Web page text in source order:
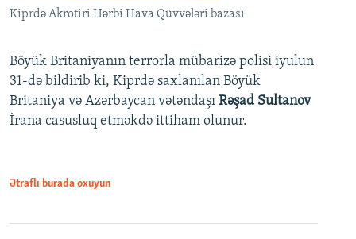
Kiprdə Akrotiri Hərbi Hava Qüvvələri bazası
Böyük Britaniyanın terrorla mübarizə polisi iyulun
31-də bildirib ki, Kiprdə saxlanılan Böyük
Britaniya və Azərbaycan vətəndaşı Rəşad Sultanov
İrana casusluq etməkdə ittiham olunur.
Ətraflı burada oxuyun